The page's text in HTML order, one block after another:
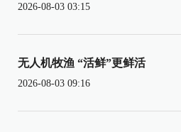
2026-08-03 03:15
无人机牧渔 “活鲜”更鲜活
2026-08-03 09:16